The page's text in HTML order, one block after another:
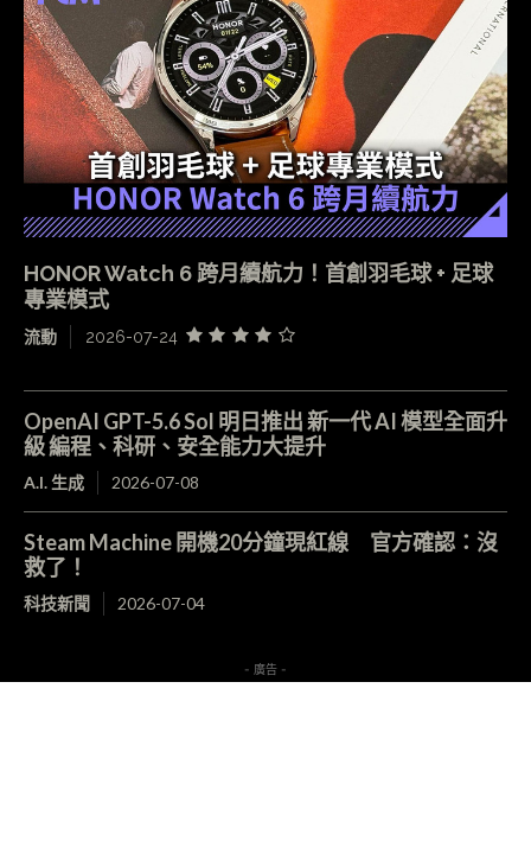
HONOR Watch 6 跨月續航力！首創羽毛球 + 足球
專業模式
流動 2026-07-24
OpenAI GPT-5.6 Sol 明日推出 新一代 AI 模型全面升
級 編程、科研、安全能力大提升
A.I. 生成 2026-07-08
Steam Machine 開機20分鐘現紅線 官方確認：沒
救了！
科技新聞 2026-07-04
- 廣告 -